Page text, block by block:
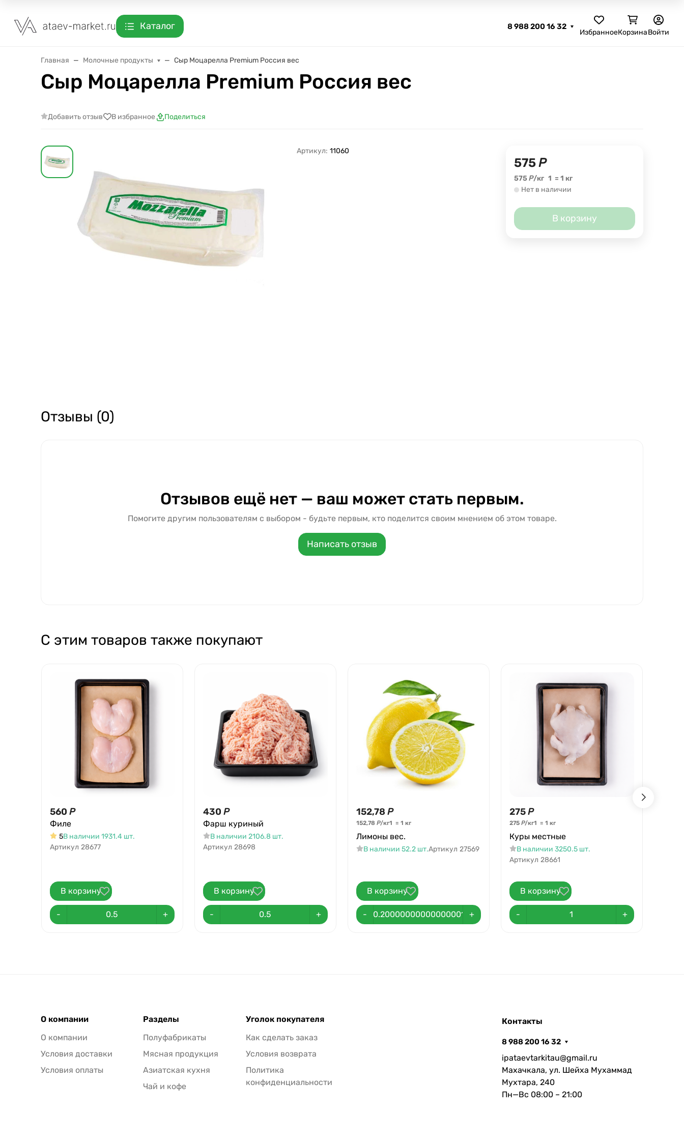
Каталог 8 988 200 16 32
ИзбранноеКорзинаВойти
Главная Молочные продукты Сыр Моцарелла Premium Россия вес
Сыр Моцарелла Premium Россия вес
Добавить отзыв В избранное Поделиться
Артикул: 11060
575Р
575Р/кг 1 =1 кг
Нет в наличии
В корзину
Отзывы (0)
Отзывов ещё нет — ваш может стать первым.
Помогите другим пользователям с выбором - будьте первым, кто поделится своим мнением об этом товаре.
Написать отзыв
С этим товаров также покупают
560 Р
Филе
5В наличии 1931.4 шт.
Артикул 28677
В корзину
- +
430 Р
Фарш куриный
В наличии 2106.8 шт.
Артикул 28698
В корзину
- +
152,78 Р
152,78 Р/кг1 = 1 кг
Лимоны вес.
В наличии 52.2 шт.Артикул 27569
В корзину
- +
275Р
275 Р/кг1 = 1 кг
Куры местные
В наличии 3250.5 шт.
Артикул 28661
В корзину
- +
О компании
О компании
Условия доставки
Условия оплаты
Разделы
Полуфабрикаты
Мясная продукция
Азиатская кухня
Чай и кофе
Уголок покупателя
Как сделать заказ
Условия возврата
Политика
конфиденциальности
Контакты
8 988 200 16 32
ipataevtarkitau@gmail.ru
Махачкала, ул. Шейха Мухаммад
Мухтара, 240
Пн—Вс 08:00 – 21:00